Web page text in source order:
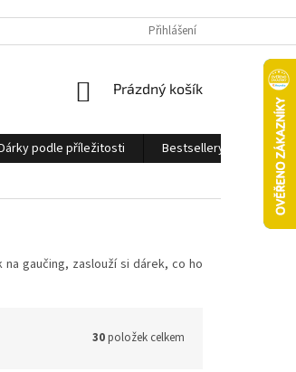
Přihlášení
NÁKUPNÍ
Prázdný košík
podle příležitosti Bestsellery
gaučing, zaslouží si dárek, co ho
30položek celkem